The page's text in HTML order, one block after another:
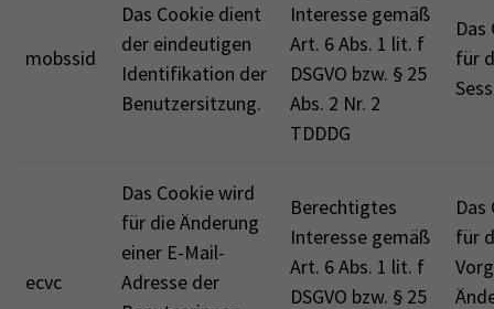
mobssid
Das Cookie dient
der eindeutigen
Identifikation der
Benutzersitzung.
Interesse gemäß
Art. 6 Abs. 1 lit. f
DSGVO bzw. § 25
Abs. 2 Nr. 2
TDDDG
für
ecvc
Das Cookie wird
für die Änderung
einer E-Mail-
Adresse der
Berechtigtes
Interesse gemäß
Art. 6 Abs. 1 lit. f
DSGVO bzw. § 25
für